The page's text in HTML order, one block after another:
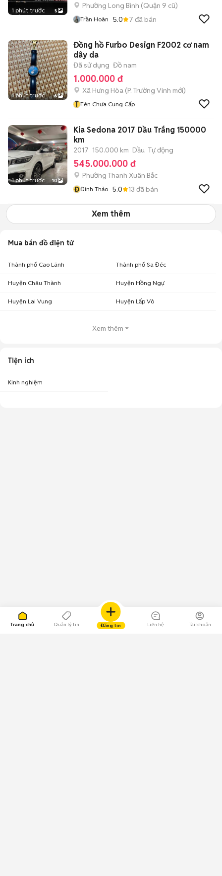
Trang chủ Quản lý tin Đăng tin Liên hệ Tài khoản
1 phút trước 5
Phường Long Bình (Quận 9 cũ)
Trần Hoàn 5.0 7 đã bán
1 phút trước 6
Đồng hồ Furbo Design F2002 cơ nam
dây da
Đã sử dụng Đồ nam
1.000.000 đ
Xã Hưng Hòa (P. Trường Vinh mới)
T Tên Chưa Cung Cấp
1 phút trước 10
Kia Sedona 2017 Dầu Trắng 150000
km
2017 150.000 km Dầu Tự động
545.000.000 đ
Phường Thanh Xuân Bắc
ĐĐình Thảo 5.0 13 đã bán
Xem thêm
Mua bán đồ điện tử
Thành phố Cao Lãnh Thành phố Sa Đéc
Huyện Châu Thành Huyện Hồng Ngự
Huyện Lai Vung Huyện Lấp Vò
Xem thêm
Tiện ích
Kinh nghiệm